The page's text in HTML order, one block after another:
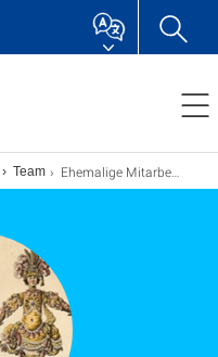
Team Ehemalige Mitarbeiter